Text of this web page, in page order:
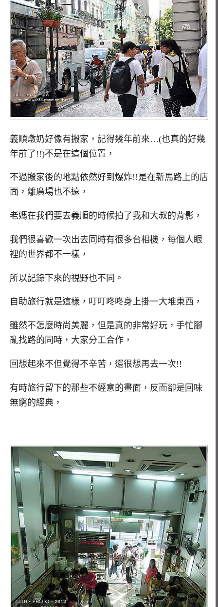
義順燉奶好像有搬家，記得幾年前來…(也真的好幾
年前了!!)不是在這個位置，
不過搬家後的地點依然好到爆炸!!是在新馬路上的店
面，離廣場也不遠，
老媽在我們要去義順的時候拍了我和大叔的背影，
我們很喜歡一次出去同時有很多台相機，每個人眼
裡的世界都不一樣，
所以記錄下來的視野也不同。
自助旅行就是這樣，叮叮咚咚身上掛一大堆東西，
雖然不怎麼時尚美麗，但是真的非常好玩，手忙腳
亂找路的同時，大家分工合作，
回想起來不但覺得不辛苦，還很想再去一次!!
有時旅行留下的那些不經意的畫面，反而卻是回味
無窮的經典，